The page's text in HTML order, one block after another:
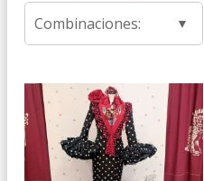
59,95 €
hasta
99,95 €
Combinaciones: